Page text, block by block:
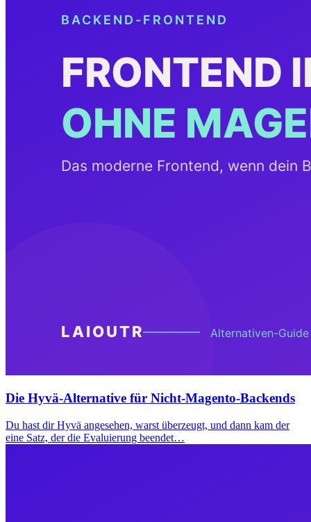
Die Hyvä-Alternative für Nicht-Magento-Backends
Du hast dir Hyvä angesehen, warst überzeugt, und dann kam der
eine Satz, der die Evaluierung beendet…